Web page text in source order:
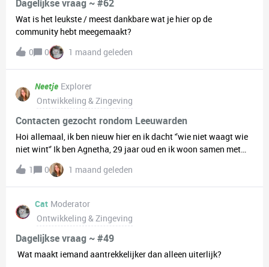
Dagelijkse vraag ~ #62
Wat is het leukste / meest dankbare wat je hier op de
community hebt meegemaakt?
0
0 1 maand geleden
Neetje Explorer
Ontwikkeling & Zingeving
Contacten gezocht rondom Leeuwarden
Hoi allemaal, ik ben nieuw hier en ik dacht '’wie niet waagt wie
niet wint'’ Ik ben Agnetha, 29 jaar oud en ik woon samen met
mijn hond in Leeuwarden. Ik ben op zoek naar contacten om
activiteiten mee te ondernemen. Dit kan bijvoorbeeld een
boswandeling zijn, film pakken, spelletjes spelen, gamen
(switch), creatieve activiteit, samen sporten of iets heel
anders. Zelf ben ik aan het werk als consulent inburgering en
volg ik nog een deeltijd studie (master social work) Ben jij ook
op zoek naar nieuwe contacten? Laat het vooral weten :) Wie
weet tot ziens 🤗
1 0 1 maand geleden
Cat Moderator
Ontwikkeling & Zingeving
Dagelijkse vraag ~ #49
Wat maakt iemand aantrekkelijker dan alleen uiterlijk?